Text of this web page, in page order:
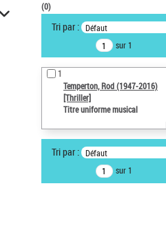
VOTRE RECHERCHE
Recherche avancée dans les
notices d’autorité
Œuvres liées à l'auteur :
Temperton, Rod (1947-2016)
Type de notice d'autorité
(0)
Tri par : Défaut
sur 1
1
Temperton, Rod (1947-2016)
[Thriller]
Titre uniforme musical
Tri par : Défaut
sur 1